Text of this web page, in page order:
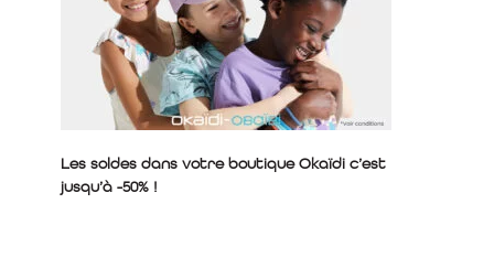
Les soldes dans votre boutique Okaïdi c’est
jusqu’à -50% !